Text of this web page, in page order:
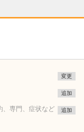
変更
追加
、専門、症状など
追加